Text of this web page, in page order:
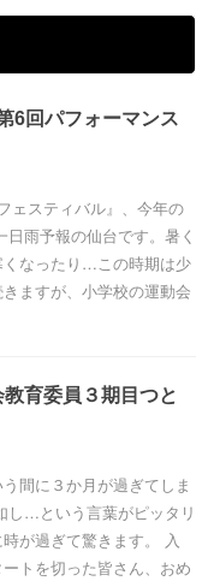
6回パフォーマンス
ェスティバル』、今年の
雨予報の仙台です。暑く
なったり…この時期は少
ますが、小学校の運動会
教育委員３期目つと
間に３か月が過ぎてしま
…という言葉がピッタリ
が過ぎて驚きます。 入
トを切った皆さん、おめ